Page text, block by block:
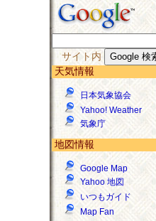
サイト内
天気情報
日本気象協会
Yahoo! Weather
気象庁
地図情報
Google Map
Yahoo 地図
いつもガイド
Map Fan